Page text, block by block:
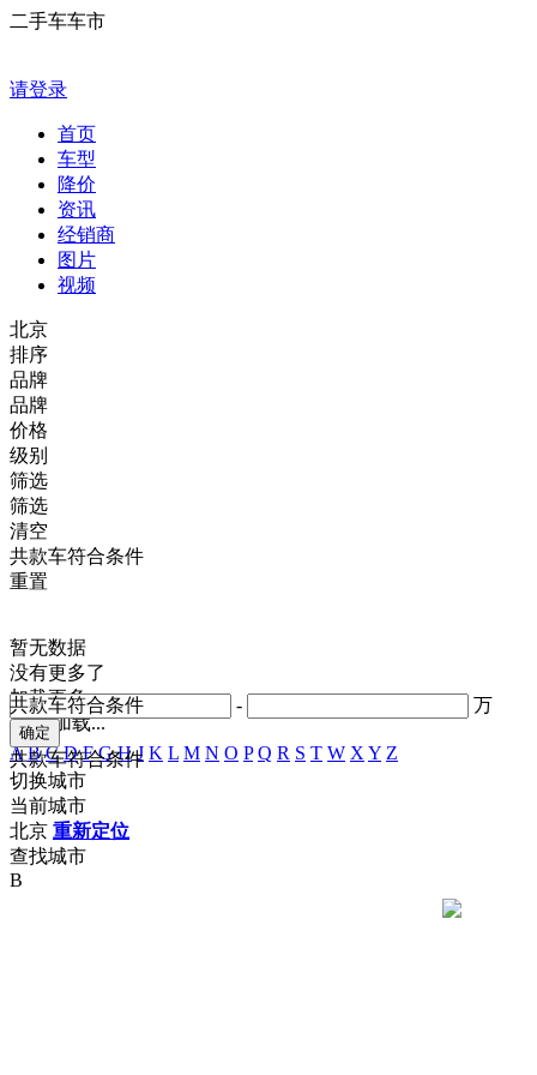
二手车车市
请登录
首页
车型
降价
资讯
经销商
图片
视频
北京
排序
品牌
品牌
价格
- 万
共款车符合条件
级别
共款车符合条件
筛选
筛选
清空
共款车符合条件
重置
暂无数据
没有更多了
加载更多
正在加载...
A B C D F G H J K L M N O P Q R S T W X Y Z
切换城市
当前城市
北京 重新定位
查找城市
B